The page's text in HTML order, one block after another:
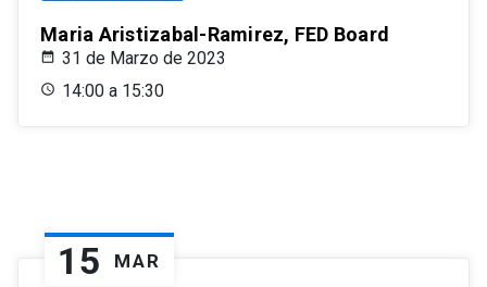
Maria Aristizabal-Ramirez, FED Board
31 de Marzo de 2023
14:00 a 15:30
15 MAR